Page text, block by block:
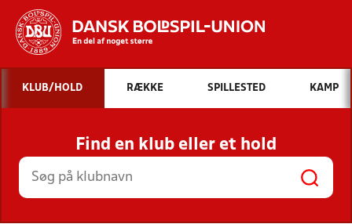
Hvad vil du søge efter?
INDHOLD OG NYHEDER
STILLINGER, RESULTATER, KLUBBER OG
HOLD
KLUB/HOLD RÆKKE SPILLESTED KAMP
Find en klub eller et hold